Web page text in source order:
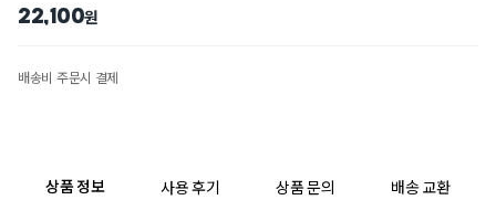
22,100원
배송비 주문시 결제
상품 정보 사용 후기 상품 문의 배송 교환